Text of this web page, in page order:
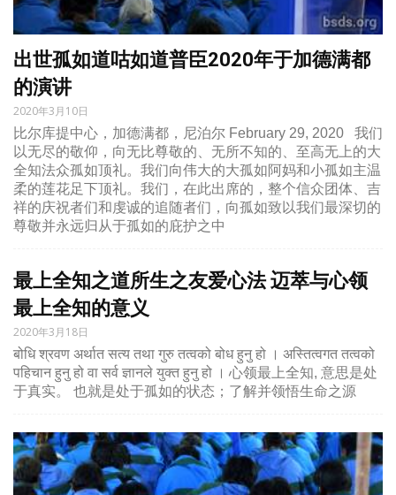
出世孤如道咕如道普臣2020年于加德满都
的演讲
2020年3月10日
比尔库提中心，加德满都，尼泊尔 February 29, 2020 我们
以无尽的敬仰，向无比尊敬的、无所不知的、至高无上的大
全知法众孤如顶礼。我们向伟大的大孤如阿妈和小孤如主温
柔的莲花足下顶礼。我们，在此出席的，整个信众团体、吉
祥的庆祝者们和虔诚的追随者们，向孤如致以我们最深切的
尊敬并永远归从于孤如的庇护之中
最上全知之道所生之友爱心法 迈萃与心领
最上全知的意义
2020年3月18日
बोधि श्रवण अर्थात सत्य तथा गुरु तत्वको बोध हुनु हो । अस्तित्वगत तत्वको
पहिचान हुनु हो वा सर्व ज्ञानले युक्त हुनु हो । 心领最上全知, 意思是处
于真实。 也就是处于孤如的状态；了解并领悟生命之源